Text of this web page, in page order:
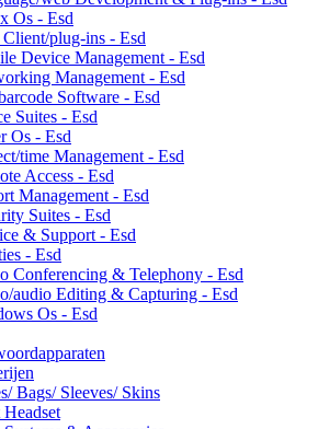
Os - Esd
plug-ins - Esd
Device Management - Esd
Management - Esd
Software - Esd
Suites - Esd
Os - Esd
time Management - Esd
Access - Esd
Management - Esd
Suites - Esd
& Support - Esd
- Esd
Conferencing & Telephony - Esd
audio Editing & Capturing - Esd
Os - Esd
Bags/ Sleeves/ Skins